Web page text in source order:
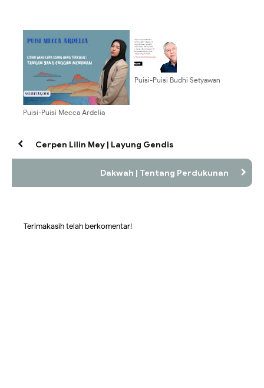
Puisi-Puisi Mecca Ardelia
Puisi-Puisi Budhi Setyawan
Cerpen Lilin Mey | Layung Gendis
Dakwah | Tentang Perdukunan
Terimakasih telah berkomentar!